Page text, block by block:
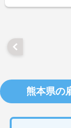
熊本県の